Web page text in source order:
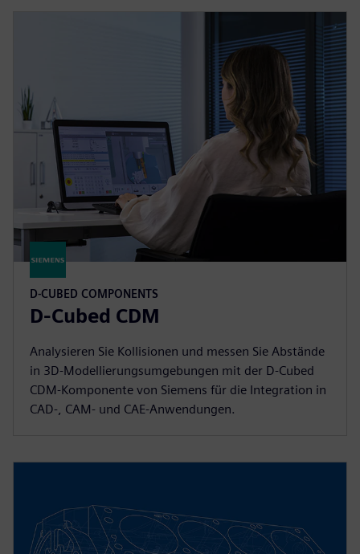
D-CUBED COMPONENTS
D-Cubed CDM
Analysieren Sie Kollisionen und messen Sie Abstände
in 3D-Modellierungsumgebungen mit der D-Cubed
CDM-Komponente von Siemens für die Integration in
CAD-, CAM- und CAE-Anwendungen.